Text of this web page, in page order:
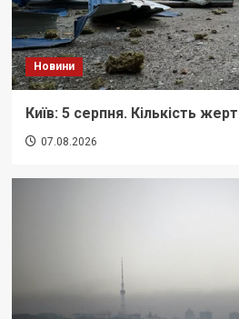
Новини
Київ: 5 серпня. Кількість
07.08.2026